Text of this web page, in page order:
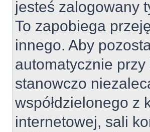
jesteś zalogowany
To zapobiega
innego. Aby
automatycznie
stanowczo
współdzielonego z
internetowej, sali